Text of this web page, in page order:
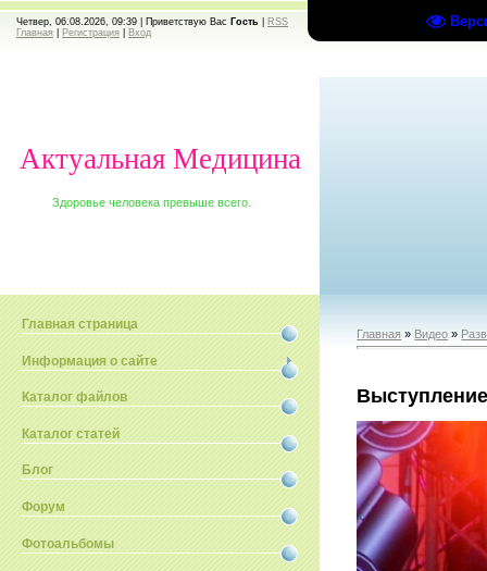
Четвер, 06.08.2026, 09:39 | Приветствую Вас Гость
RSS
Главная
Регистрация Вход
Актуальная Медицина
Здоровье человека превыше всего.
Главная страница
Информация о сайте
Каталог файлов
Каталог статей
Блог
Форум
Фотоальбомы
Главная » Видео »